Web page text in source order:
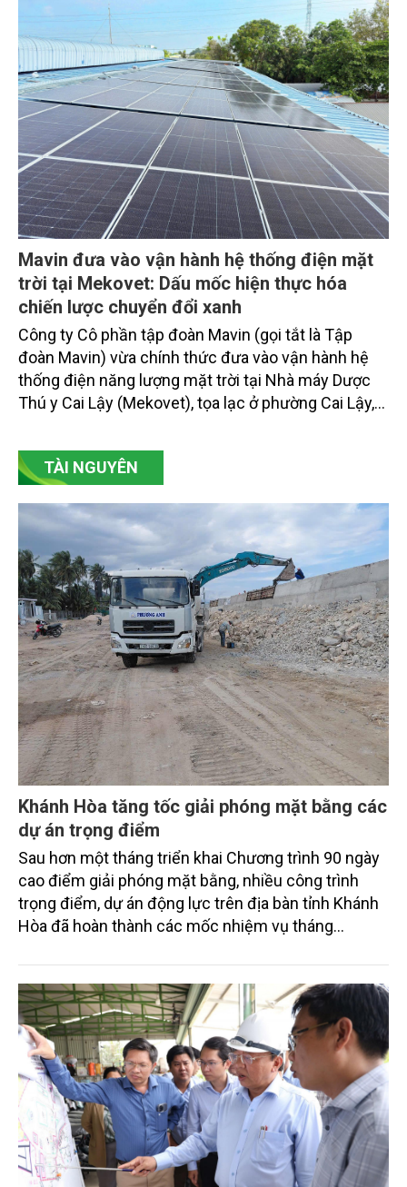
Mavin đưa vào vận hành hệ thống điện mặt
trời tại Mekovet: Dấu mốc hiện thực hóa
chiến lược chuyển đổi xanh
Công ty Cô phần tập đoàn Mavin (gọi tắt là Tập
đoàn Mavin) vừa chính thức đưa vào vận hành hệ
thống điện năng lượng mặt trời tại Nhà máy Dược
Thú y Cai Lậy (Mekovet), tọa lạc ở phường Cai Lậy,
TÀI NGUYÊN
Khánh Hòa tăng tốc giải phóng mặt bằng các
dự án trọng điểm
Sau hơn một tháng triển khai Chương trình 90 ngày
cao điểm giải phóng mặt bằng, nhiều công trình
trọng điểm, dự án động lực trên địa bàn tỉnh Khánh
Hòa đã hoàn thành các mốc nhiệm vụ tháng
vụ tháng 8 và tháng 9 đang được tiếp tục triển khai
với tiến độ khác nhau.